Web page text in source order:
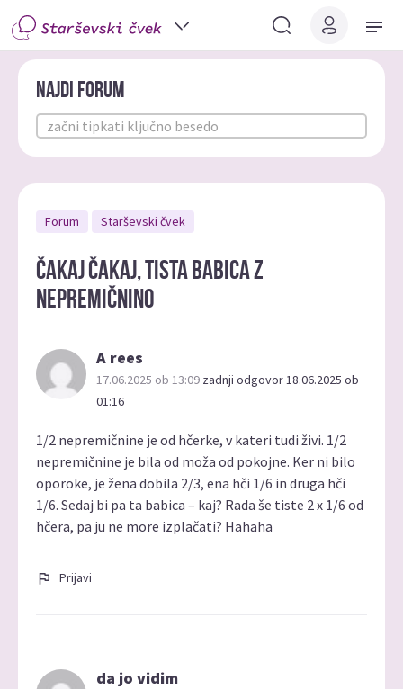
Najdi forum
Forum Starševski čvek
Čakaj čakaj, tista babica z
nepremičnino
A rees
17.06.2025 ob 13:09 zadnji odgovor 18.06.2025 ob
01:16
1/2 nepremičnine je od hčerke, v kateri tudi živi. 1/2
nepremičnine je bila od moža od pokojne. Ker ni bilo
oporoke, je žena dobila 2/3, ena hči 1/6 in druga hči
1/6. Sedaj bi pa ta babica – kaj? Rada še tiste 2 x 1/6 od
hčera, pa ju ne more izplačati? Hahaha
Prijavi
da jo vidim